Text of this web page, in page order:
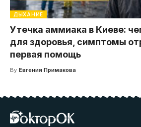
ДЫХАНИЕ
Утечка аммиака в Киеве:
для здоровья, симптомы
первая помощь
By Евгения Примакова